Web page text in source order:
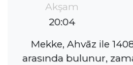
Akşam
20:04
Mekke, Ahvāz ile
arasında bulunur,